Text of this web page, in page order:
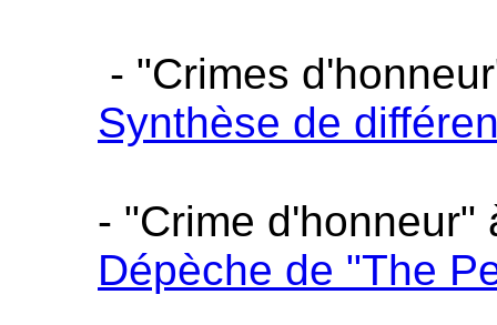
- "Crimes
Synthèse de
- "Crime d'honneur"
Dépèche de "The